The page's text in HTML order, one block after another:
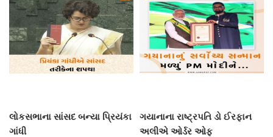
લોકસભાના સાંસદ બન્યા પ્રિયંકા
ગાંધી
ગયાનાના રાષ્ટ્રપતિ ડો ઈરફાન
અલીએ ઓર્ડર ઓફ